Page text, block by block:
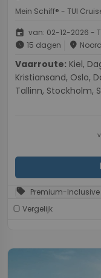
Mein Schiff® - TUI
event van: 02-12-2026 -
schedule 15 dagen place
Vaarroute:
Kristiansand, Oslo,
Tallinn, Stockholm,
sell Premium-Inclusive
Vergelijk